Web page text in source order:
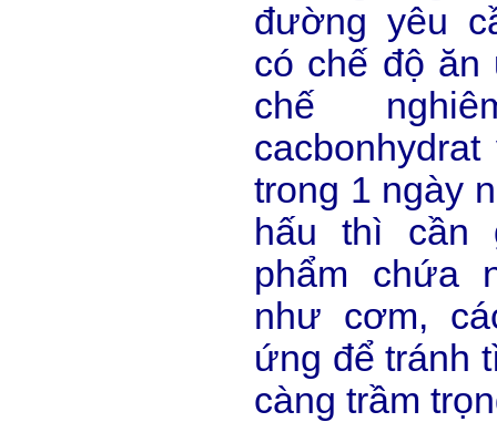
đường yêu
có chế độ ăn
chế
trong 1 ngày
hấu thì cần
phẩm chứa
như cơm,
ứng để tránh
càng trầm